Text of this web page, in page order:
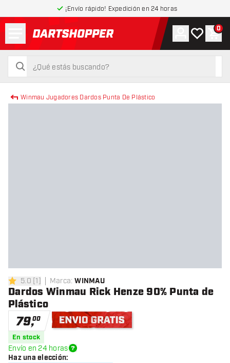
¡Envío rápido! Expedición en 24 horas
volver a la página de inicio
buscar
buscar
Cuenta
Mi lista de
0
Winmau Jugadores Dardos Punta De Plástico
5 estrellas de puntuación
5.0 [1] Marca: WINMAU
Dardos Winmau Rick Henze 90% Punta de
Plástico
79,00
En stock
Envío en 24 horas
Haz una elección: